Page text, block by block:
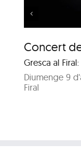
Concert
Gresca al
Diumenge 9
Firal